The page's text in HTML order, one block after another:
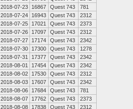
2018-07-23
16867 Quest 743
781
2018-07-24
16943 Quest 743
2312
2018-07-25
17021 Quest 743
2373
2018-07-26
17097 Quest 743
2312
2018-07-27
17174 Quest 743
2342
2018-07-30
17300 Quest 743
1278
2018-07-31
17377 Quest 743
2342
2018-08-01
17454 Quest 743
2342
2018-08-02
17530 Quest 743
2312
2018-08-03
17607 Quest 743
2342
2018-08-06
17684 Quest 743
781
2018-08-07
17762 Quest 743
2373
2018-08-08
17838 Quest 743 2312